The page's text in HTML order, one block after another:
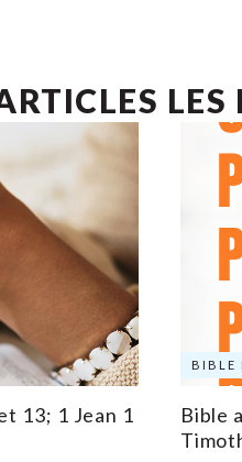
LES
13; 1 Jean 1
BIBLE
Bible